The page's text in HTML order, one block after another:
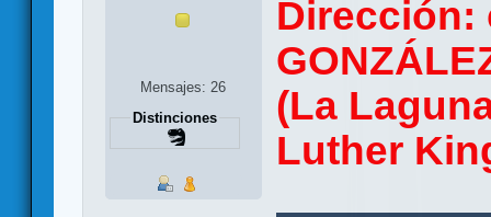
Mensajes: 26
Distinciones
Dirección:
(La
Luther